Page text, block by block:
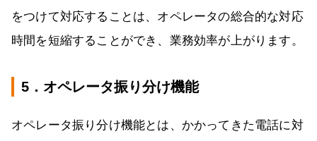
をつけて対応することは、オペレータの総合的な対応
時間を短縮することができ、業務効率が上がります。
5．オペレータ振り分け機能
オペレータ振り分け機能とは、かかってきた電話に対